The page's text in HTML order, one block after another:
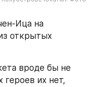
Ица на
открытых
вроде бы не
героев их нет,